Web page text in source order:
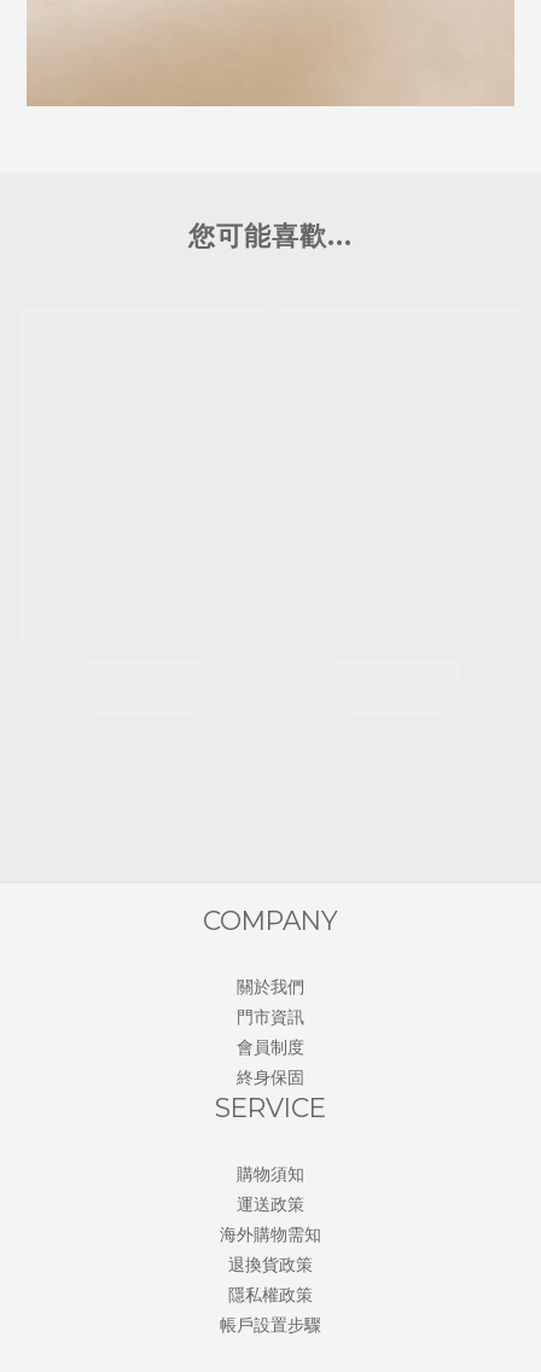
您可能喜歡...
COMPANY
關於我們
門市資訊
會員制度
終身保固
SERVICE
購物須知
運送政策
海外購物需知
退換貨政策
隱私權政策
帳戶設置步驟